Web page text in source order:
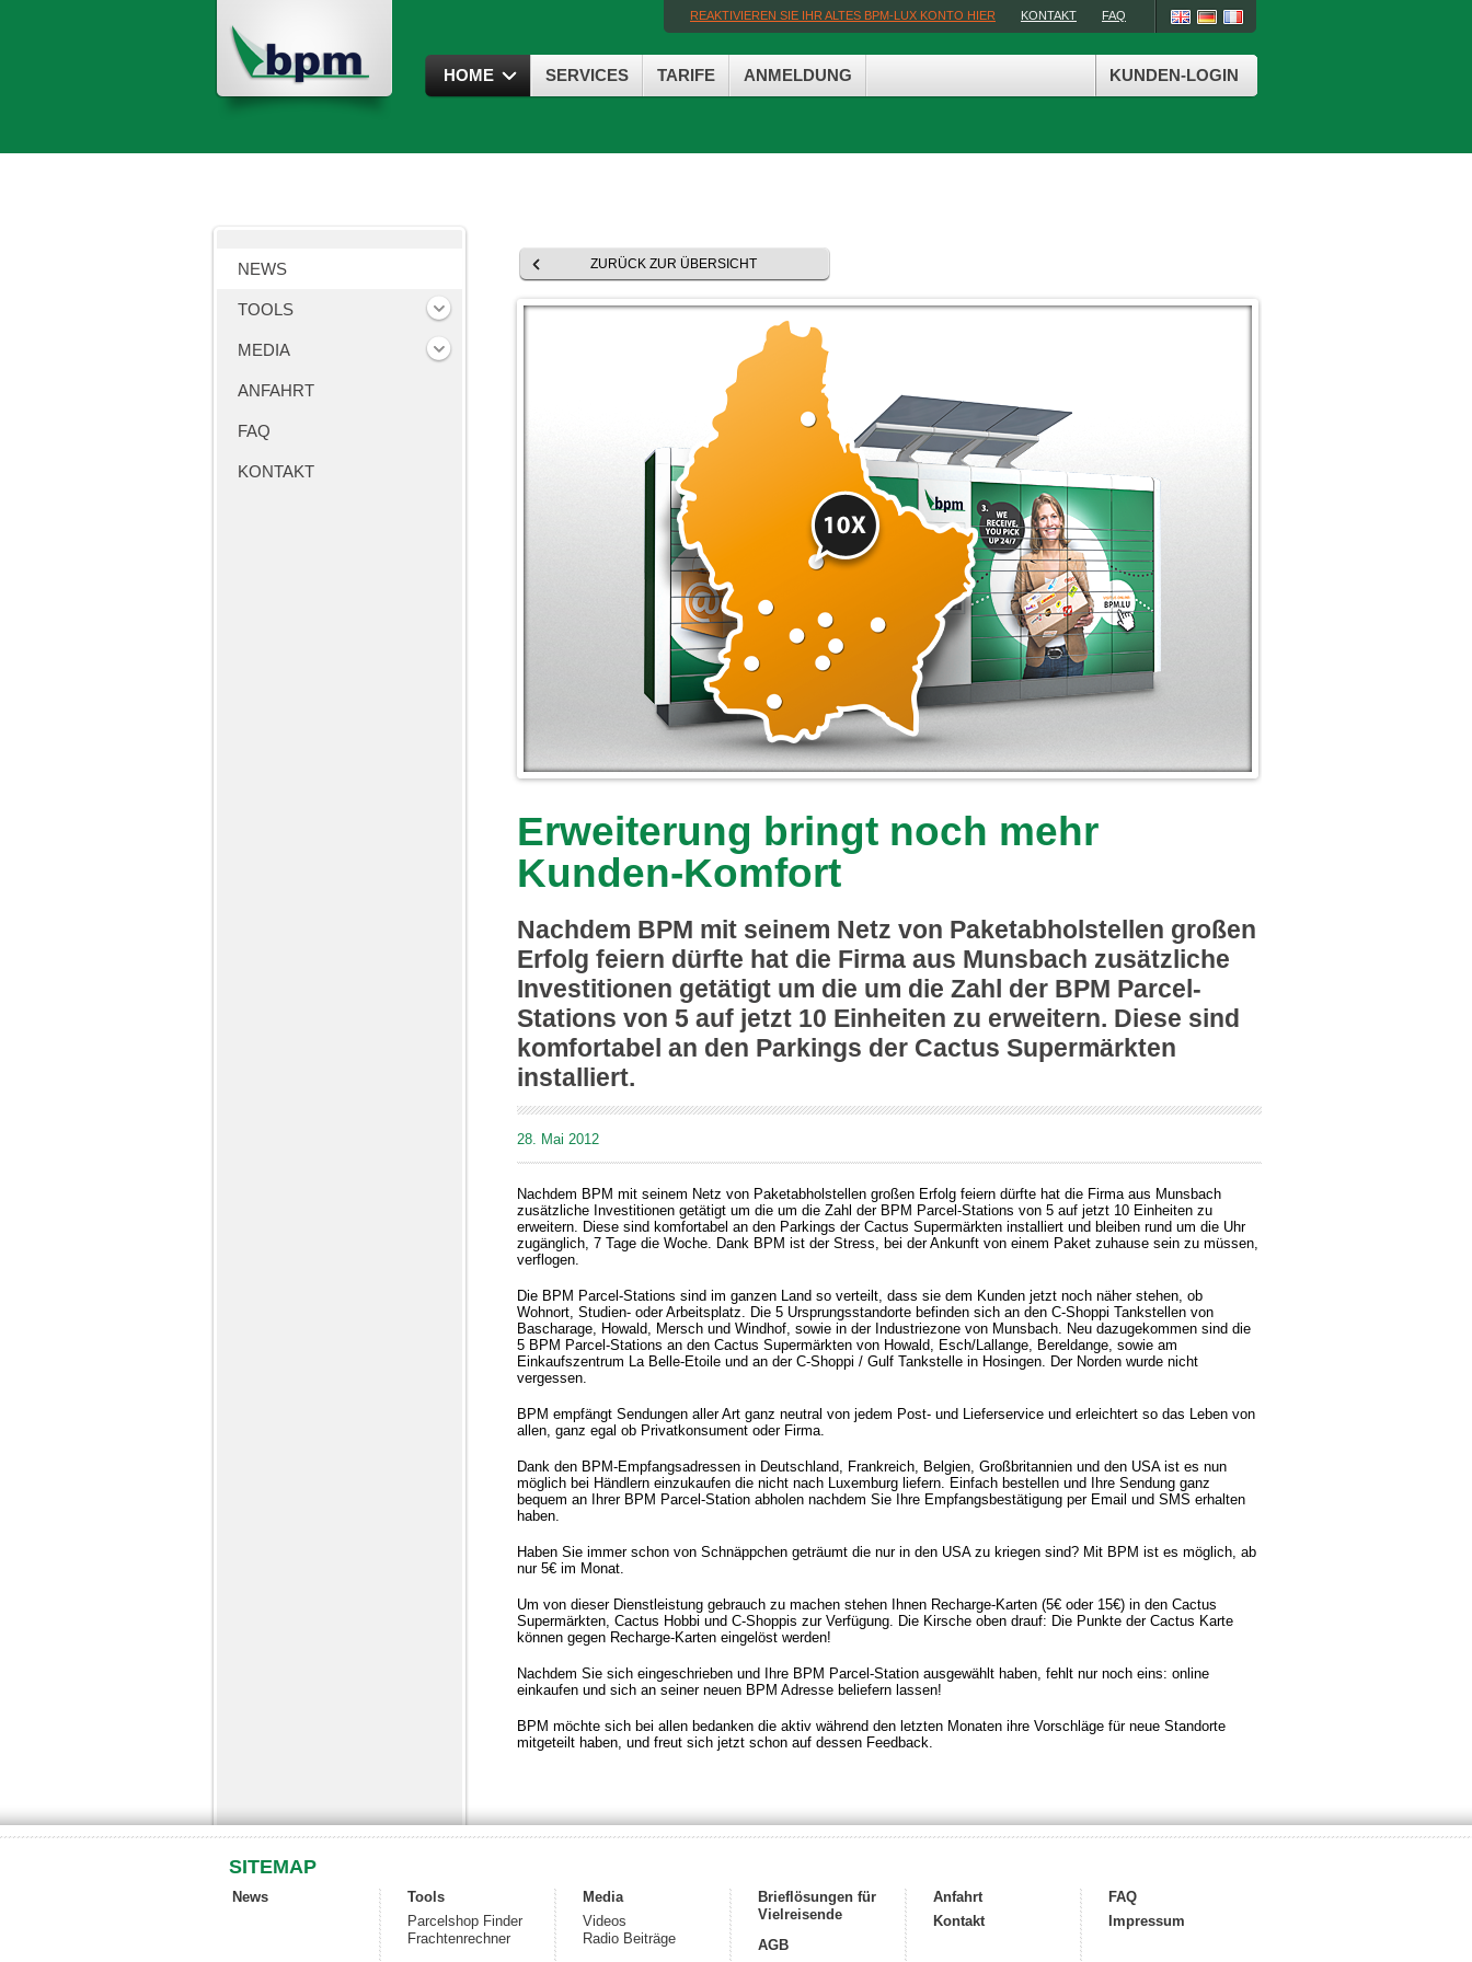
REAKTIVIEREN SIE IHR ALTES BPM-LUX KONTO HIER KONTAKT FAQ
HOME SERVICES TARIFE ANMELDUNG KUNDEN-LOGIN
ZURÜCK ZUR ÜBERSICHT
Erweiterung bringt noch mehr
Kunden-Komfort
Nachdem BPM mit seinem Netz von Paketabholstellen großen
Erfolg feiern dürfte hat die Firma aus Munsbach zusätzliche
Investitionen getätigt um die um die Zahl der BPM Parcel-
Stations von 5 auf jetzt 10 Einheiten zu erweitern. Diese sind
komfortabel an den Parkings der Cactus Supermärkten
installiert.
28. Mai 2012
Nachdem BPM mit seinem Netz von Paketabholstellen großen Erfolg feiern dürfte hat die Firma aus Munsbach
zusätzliche Investitionen getätigt um die um die Zahl der BPM Parcel-Stations von 5 auf jetzt 10 Einheiten zu
erweitern. Diese sind komfortabel an den Parkings der Cactus Supermärkten installiert und bleiben rund um die Uhr
zugänglich, 7 Tage die Woche. Dank BPM ist der Stress, bei der Ankunft von einem Paket zuhause sein zu müssen,
verflogen.
Die BPM Parcel-Stations sind im ganzen Land so verteilt, dass sie dem Kunden jetzt noch näher stehen, ob
Wohnort, Studien- oder Arbeitsplatz. Die 5 Ursprungsstandorte befinden sich an den C-Shoppi Tankstellen von
Bascharage, Howald, Mersch und Windhof, sowie in der Industriezone von Munsbach. Neu dazugekommen sind die
5 BPM Parcel-Stations an den Cactus Supermärkten von Howald, Esch/Lallange, Bereldange, sowie am
Einkaufszentrum La Belle-Etoile und an der C-Shoppi / Gulf Tankstelle in Hosingen. Der Norden wurde nicht
vergessen.
BPM empfängt Sendungen aller Art ganz neutral von jedem Post- und Lieferservice und erleichtert so das Leben von
allen, ganz egal ob Privatkonsument oder Firma.
Dank den BPM-Empfangsadressen in Deutschland, Frankreich, Belgien, Großbritannien und den USA ist es nun
möglich bei Händlern einzukaufen die nicht nach Luxemburg liefern. Einfach bestellen und Ihre Sendung ganz
bequem an Ihrer BPM Parcel-Station abholen nachdem Sie Ihre Empfangsbestätigung per Email und SMS erhalten
haben.
Haben Sie immer schon von Schnäppchen geträumt die nur in den USA zu kriegen sind? Mit BPM ist es möglich, ab
nur 5€ im Monat.
Um von dieser Dienstleistung gebrauch zu machen stehen Ihnen Recharge-Karten (5€ oder 15€) in den Cactus
Supermärkten, Cactus Hobbi und C-Shoppis zur Verfügung. Die Kirsche oben drauf: Die Punkte der Cactus Karte
können gegen Recharge-Karten eingelöst werden!
Nachdem Sie sich eingeschrieben und Ihre BPM Parcel-Station ausgewählt haben, fehlt nur noch eins: online
einkaufen und sich an seiner neuen BPM Adresse beliefern lassen!
BPM möchte sich bei allen bedanken die aktiv während den letzten Monaten ihre Vorschläge für neue Standorte
mitgeteilt haben, und freut sich jetzt schon auf dessen Feedback.
NEWS
TOOLS
MEDIA
ANFAHRT
FAQ
KONTAKT
SITEMAP
News
Tools
Parcelshop Finder
Frachtenrechner
Media
Videos
Radio Beiträge
Brieflösungen für
Vielreisende
Anfahrt
FAQ
Kontakt
Impressum
AGB